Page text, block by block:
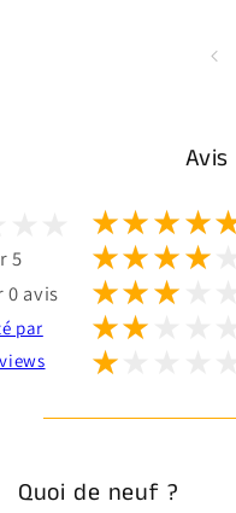
5
0 avis
par
Quoi de neuf ?